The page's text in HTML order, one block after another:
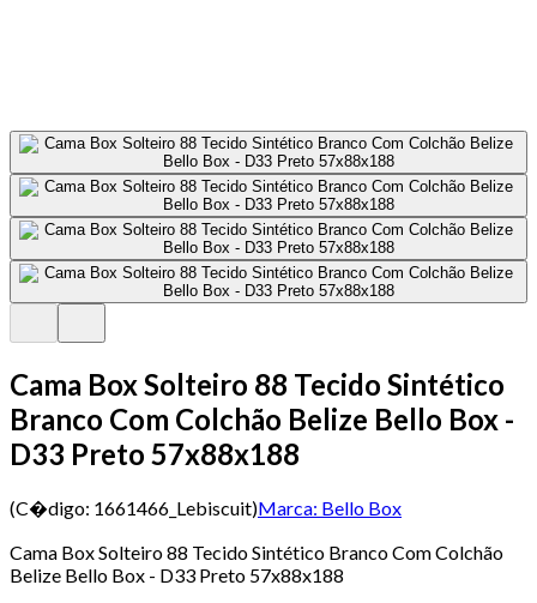
Cama Box Solteiro 88 Tecido Sintético
Branco Com Colchão Belize Bello Box -
D33 Preto 57x88x188
(C�digo: 1661466_Lebiscuit)Marca: Bello Box
Cama Box Solteiro 88 Tecido Sintético Branco Com Colchão
Belize Bello Box - D33 Preto 57x88x188